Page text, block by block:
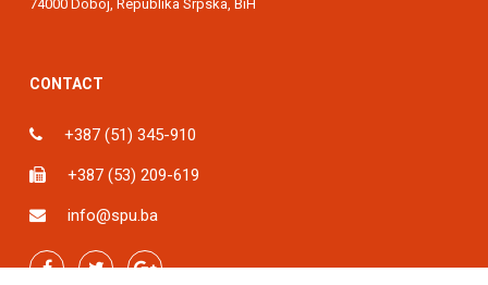
74000 Doboj, Republika Srpska, BiH
CONTACT
+387 (51) 345-910
+387 (53) 209-619
info@spu.ba